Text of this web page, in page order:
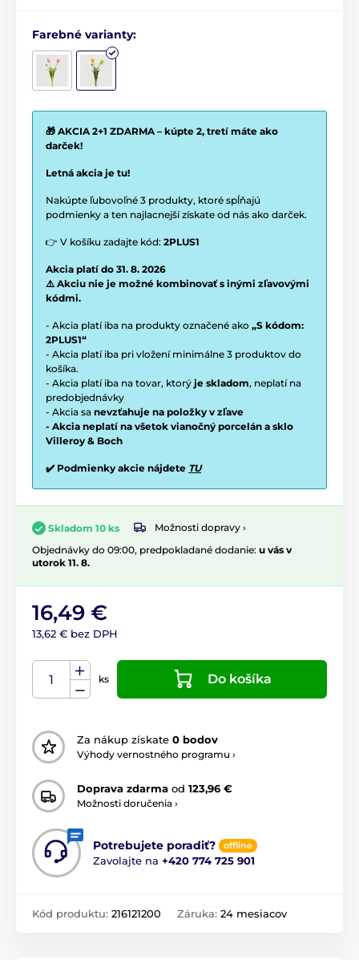
Farebné varianty:
🎁 AKCIA 2+1 ZDARMA – kúpte 2, tretí máte ako
darček!
Letná akcia je tu!
Nakúpte ľubovoľné 3 produkty, ktoré spĺňajú
podmienky a ten najlacnejší získate od nás ako darček.
👉 V košíku zadajte kód: 2PLUS1
Akcia platí do 31. 8. 2026
⚠️ Akciu nie je možné kombinovať s inými zľavovými
kódmi.
- Akcia platí iba na produkty označené ako „S kódom:
2PLUS1“
- Akcia platí iba pri vložení minimálne 3 produktov do
košíka.
- Akcia platí iba na tovar, ktorý je skladom, neplatí na
predobjednávky
- Akcia sa nevzťahuje na položky v zľave
- Akcia neplatí na všetok vianočný porcelán a sklo
Villeroy & Boch
✔️ Podmienky akcie nájdete TU
Skladom 10 ks
Možnosti dopravy ›
Objednávky do 09:00, predpokladané dodanie: u vás v
utorok 11. 8.
16,49 €
13,62 € bez DPH
ks Do košíka
Za nákup získate 0 bodov
Výhody vernostného programu ›
Doprava zdarma od 123,96 €
Možnosti doručenia ›
Potrebujete poradiť? offline
Zavolajte na +420 774 725 901
Kód produktu: 216121200 Záruka: 24 mesiacov